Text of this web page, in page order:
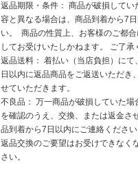
返品期限・条件： 商品が破損してい
容と異なる場合は、商品到着から7
い。 商品の性質上、お客様のご都合
してお受けいたしかねます。 ご了承
返品送料： 着払い（当店負担）にて
日以内に返品商品をご返送いただき
せていただきます。
不良品： 万一商品が破損していた場
を確認のうえ、交換、または返金さ
品到着から7日以内にご連絡くださ
返品交換のご要望はお受けできなく
さい。